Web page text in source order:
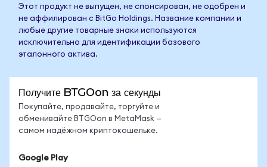
Этот продукт не выпущен, не спонсирован, не одобрен и
не аффилирован с BitGo Holdings. Название компании и
любые другие товарные знаки используются
исключительно для идентификации базового
эталонного актива.
Получите BTGOon за секунды
Покупайте, продавайте, торгуйте и
обменивайте BTGOon в MetaMask —
самом надёжном криптокошельке.
Google Play